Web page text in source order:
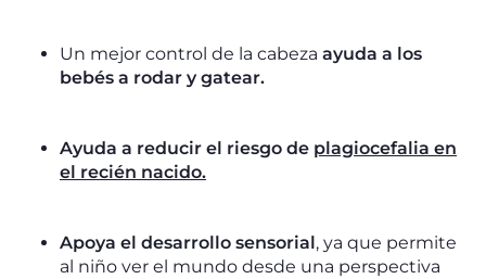
Un mejor control de la cabeza ayuda a los
bebés a rodar y gatear.
Ayuda a reducir el riesgo de plagiocefalia en
el recién nacido.
Apoya el desarrollo sensorial, ya que permite
al niño ver el mundo desde una perspectiva